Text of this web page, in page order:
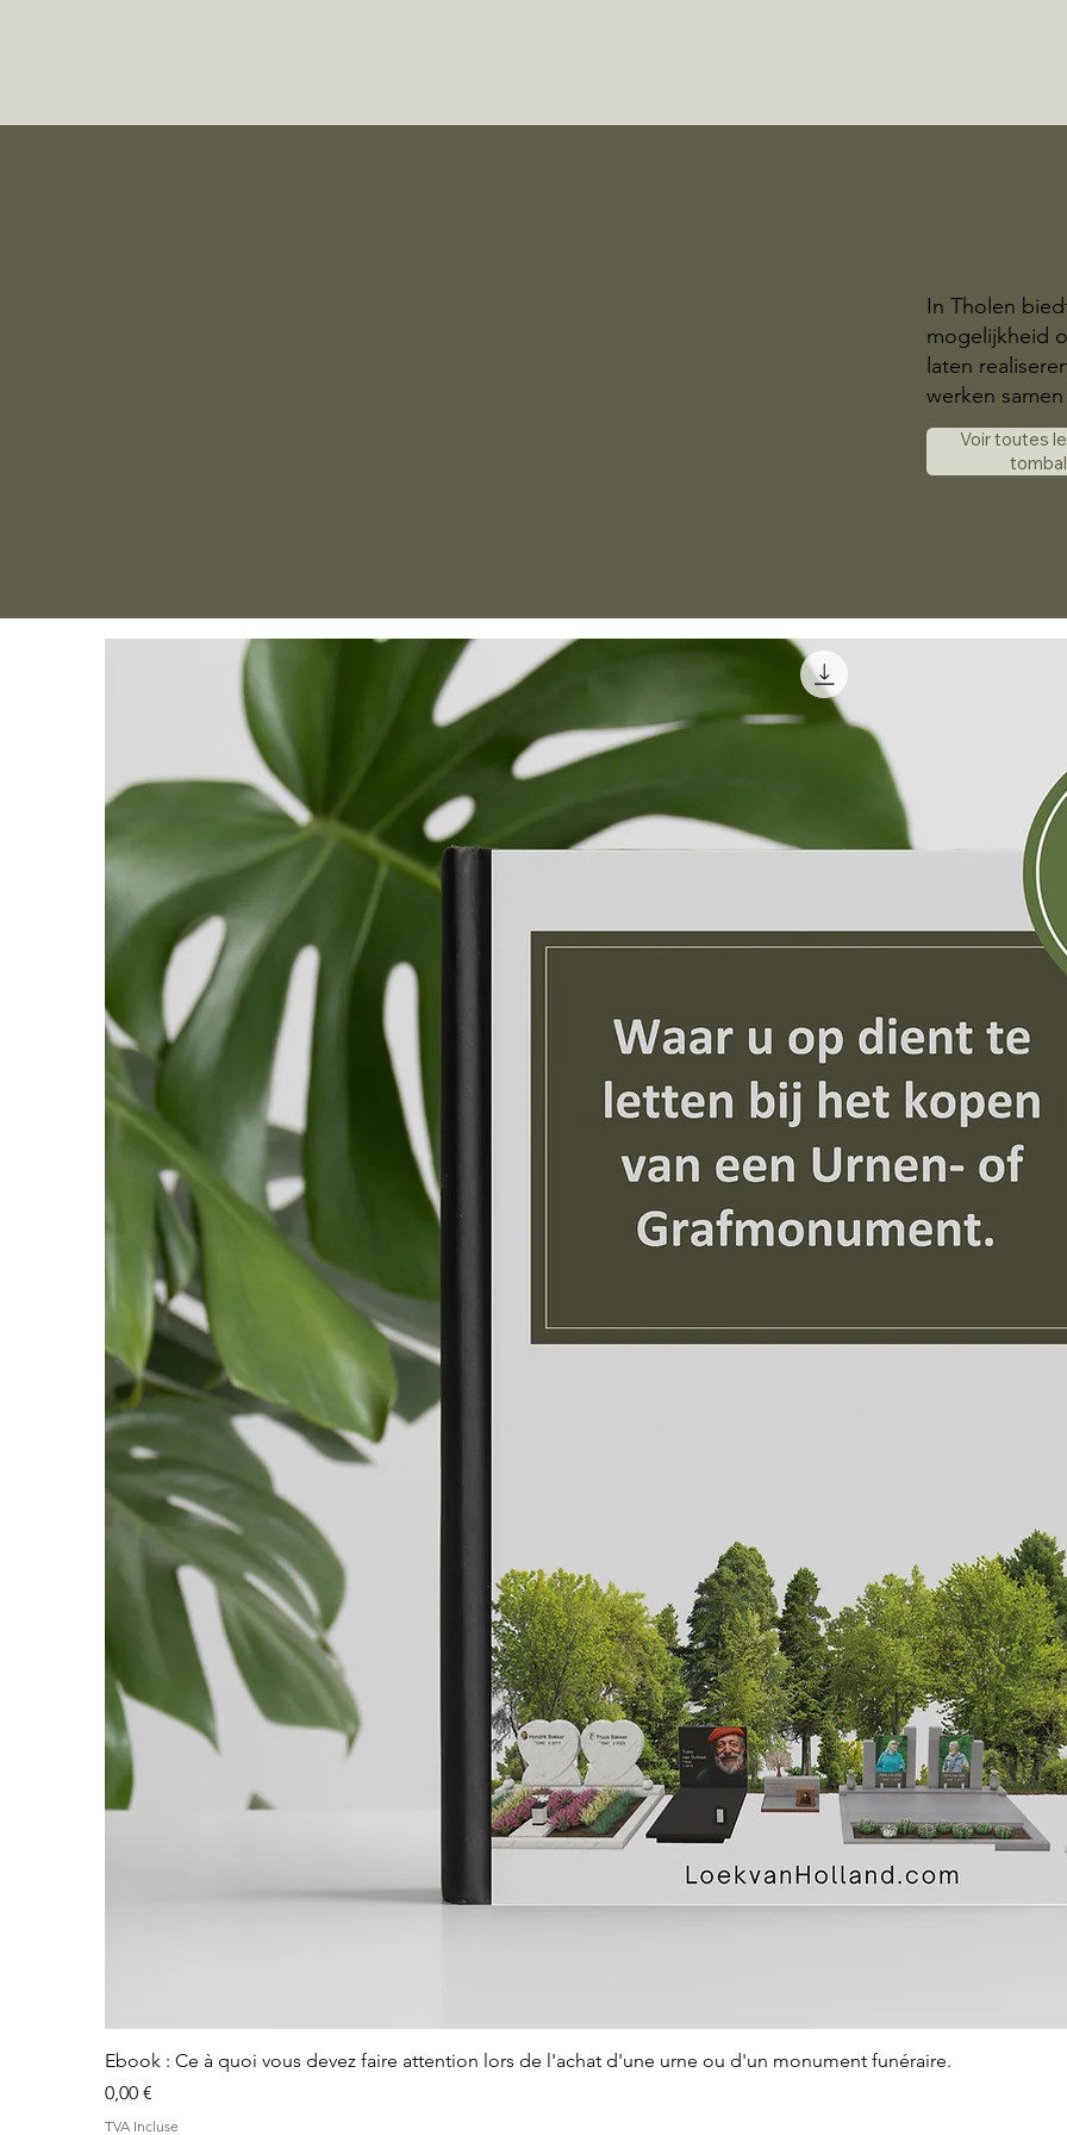
In Tholen
mogelijkheid
laten
werken
Voir toutes
Aperçu rapide
Ebook : Ce à quoi vous devez faire attention lors de l'achat d'une urne ou d'un monument funéraire.
Prix
0,00 €
TVA Incluse